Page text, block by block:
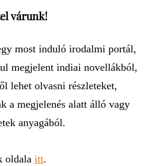
várunk!
most induló irodalmi portál,
megjelent indiai novellákból,
lehet olvasni részleteket,
a megjelenés alatt álló vagy
anyagából.
oldala itt.